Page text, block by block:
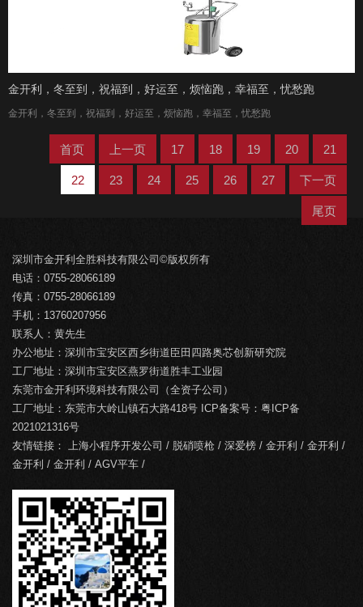
金开利，冬至到，祝福到，好运至，烦恼跑，幸福至，忧愁跑
金开利，冬至到，祝福到，好运至，烦恼跑，幸福至，忧愁跑
首页 上一页 17 18 19 20 21
22 23 24 25 26 27 下一页
尾页
深圳市金开利全胜科技有限公司©版权所有
电话：0755-28066189
传真：0755-28066189
手机：13760207956
联系人：黄先生
办公地址：深圳市宝安区西乡街道臣田四路奥芯创新研究院
工厂地址：深圳市宝安区燕罗街道胜丰工业园
东莞市金开利环境科技有限公司（全资子公司）
工厂地址：东莞市大岭山镇石大路418号 ICP备案号： 粤ICP备
2021021316号
友情链接： 上海小程序开发公司 / 脱硝喷枪 / 深爱榜 / 金开利 / 金开利 /
金开利 / 金开利 / AGV平车 /